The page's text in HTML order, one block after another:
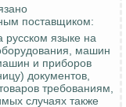
поставщиком:
русском языке на
машин
и приборов
документов,
требованиям,
случаях также